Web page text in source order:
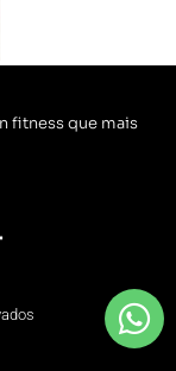
fitness que mais